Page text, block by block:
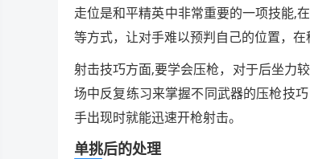
走位是和平精英中非常重要的一项技能,
等方式，让对手难以预判自己的位置，
射击技巧方面,要学会压枪，对于后坐力
场中反复练习来掌握不同武器的压枪技
手出现时就能迅速开枪射击。
单挑后的处理